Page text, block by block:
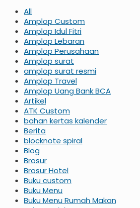
All
Amplop Custom
Amplop Idul Fitri
Amplop Lebaran
Amplop Perusahaan
Amplop surat
amplop surat resmi
Amplop Travel
Amplop Uang Bank BCA
Artikel
ATK Custom
bahan kertas kalender
Berita
blocknote spiral
Blog
Brosur
Brosur Hotel
Buku custom
Buku Menu
Buku Menu Rumah Makan